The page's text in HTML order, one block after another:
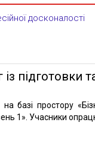
досконалості
підготовки
базі простору
1». Учасники